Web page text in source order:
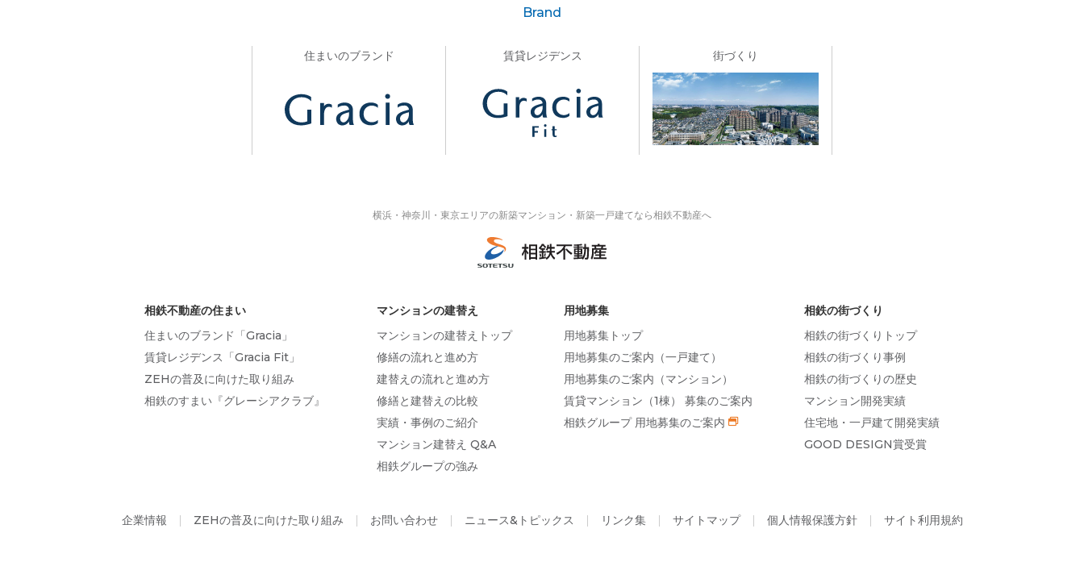
Brand
住まいのブランド 賃貸レジデンス 街づくり
横浜・神奈川・東京エリアの新築マンション・新築一戸建てなら相鉄不動産へ
相鉄不動産の住まい
住まいのブランド「Gracia」
賃貸レジデンス「Gracia Fit」
ZEHの普及に向けた取り組み
相鉄のすまい『グレーシアクラブ』
マンションの建替え
マンションの建替えトップ
修繕の流れと進め方
建替えの流れと進め方
修繕と建替えの比較
実績・事例のご紹介
マンション建替え Q&A
相鉄グループの強み
用地募集
用地募集トップ
用地募集のご案内（一戸建て）
用地募集のご案内（マンション）
賃貸マンション（1棟） 募集のご案内
相鉄グループ 用地募集のご案内
相鉄の街づくり
相鉄の街づくりトップ
相鉄の街づくり事例
相鉄の街づくりの歴史
マンション開発実績
住宅地・一戸建て開発実績
GOOD DESIGN賞受賞
企業情報 ZEHの普及に向けた取り組み お問い合わせ ニュース&トピックス リンク集 サイトマップ 個人情報保護方針 サイト利用規約